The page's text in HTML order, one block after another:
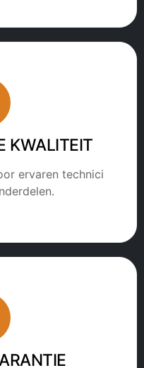
KWALITEIT
ervaren technici